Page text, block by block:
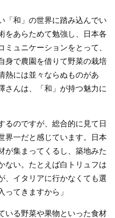
和」の世界に踏み込んでい
をあらためて勉強し、日本各
ュニケーションをとって、
身で農園を借りて野菜の栽培
熱には並々ならぬものがあ
さんは、「和」が持つ魅力に
るのですが、総合的に見て日
界一だと感じています。日本
が集まってくるし、築地みた
ない。たとえば白トリュフは
、イタリアに行かなくても選
ってきますから」
る野菜や果物といった食材